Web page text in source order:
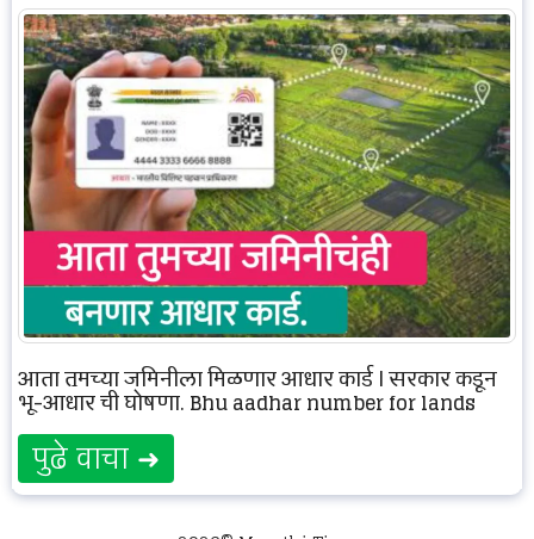
आता तुमच्या जमिनीला मिळणार आधार कार्ड | सरकार कडून
भू-आधार ची घोषणा. Bhu aadhar number for lands
पुढे वाचा ➜